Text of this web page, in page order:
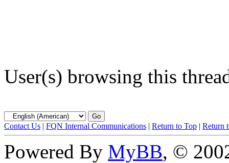
User(s) browsing this
Contact Us | FQN Internal Communications | Return to Top | Return
Powered By MyBB, ©